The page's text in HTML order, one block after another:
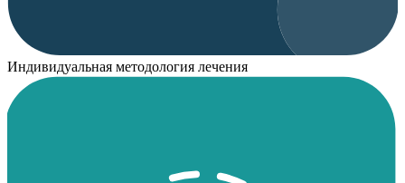
Индивидуальная методология лечения